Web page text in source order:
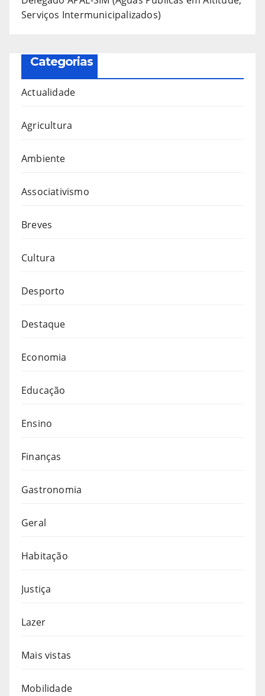
Serviços Intermunicipalizados)
Categorias
Actualidade
Agricultura
Ambiente
Associativismo
Breves
Cultura
Desporto
Destaque
Economia
Educação
Ensino
Finanças
Gastronomia
Geral
Habitação
Justiça
Lazer
Mais vistas
Mobilidade